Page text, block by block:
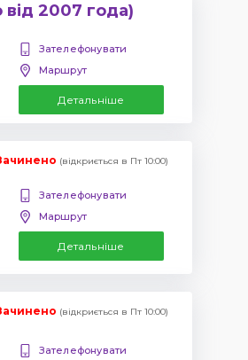
2007 года)
Зателефонувати
Маршрут
Детальніше
(відкриється в Пт 10:00)
Зателефонувати
Маршрут
Детальніше
(відкриється в Пт 10:00)
Зателефонувати